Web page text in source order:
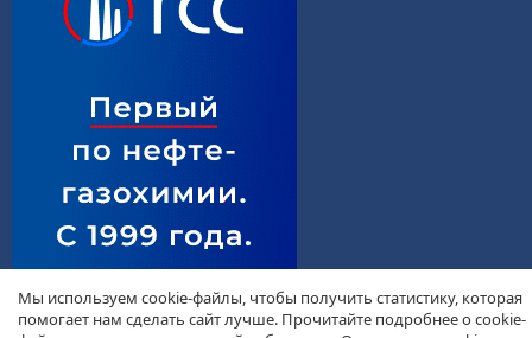
Мы используем cookie-файлы, чтобы получить статистику, которая
помогает нам сделать сайт лучше. Прочитайте подробнее о cookie-